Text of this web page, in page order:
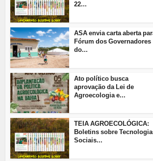
22...
ASA envia carta aberta
Fórum dos Governadores
do...
Ato político busca
aprovação da Lei de
Agroecologia e...
TEIA AGROECOLÓGICA:
Boletins sobre
Sociais...